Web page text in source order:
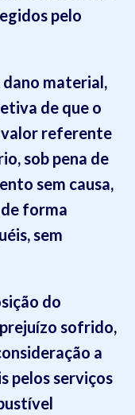
pelo
material,
de que o
referente
, sob pena de
sem causa,
de forma
, sem
do
sofrido,
a
pelos serviços